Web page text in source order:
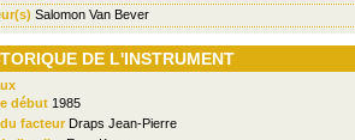
Salomon Van Bever
DE L'INSTRUMENT
début 1985
facteur Draps Jean-Pierre